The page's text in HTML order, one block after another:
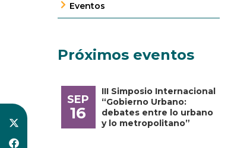
Eventos
Próximos eventos
SEP
16
III Simposio Internacional
“Gobierno Urbano:
debates entre lo urbano
y lo metropolitano”